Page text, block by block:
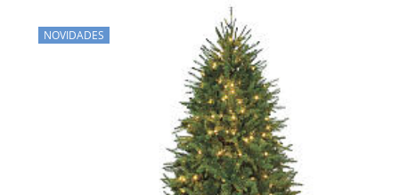
NOVIDADES